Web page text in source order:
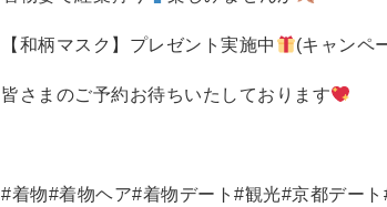
【和柄マスク】プレゼント実施中 (キャンペ
皆さまのご予約お待ちいたしております
#着物#着物ヘア#着物デート #観光#京都デート